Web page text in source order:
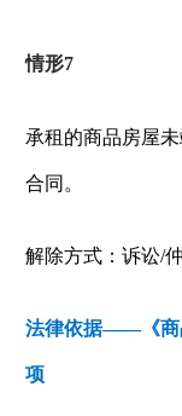
情形7
承租的商品房屋
合同。
解除方式：诉讼/
法律依据——《商
项